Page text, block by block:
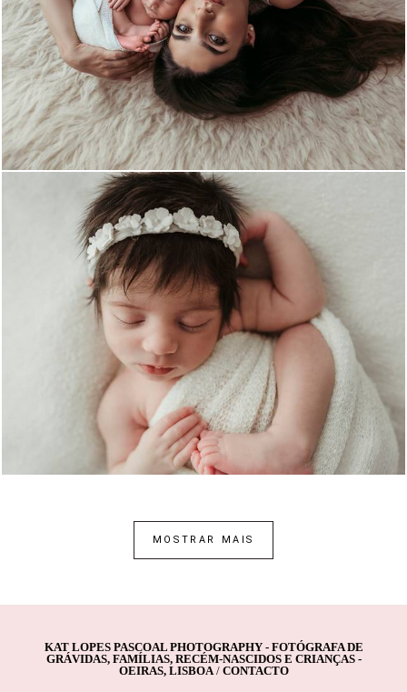
1073
1123 0
MOSTRAR MAIS
KAT LOPES PASCOAL PHOTOGRAPHY - FOTÓGRAFA DE
GRÁVIDAS, FAMÍLIAS, RECÉM-NASCIDOS E CRIANÇAS -
OEIRAS, LISBOA/ CONTACTO